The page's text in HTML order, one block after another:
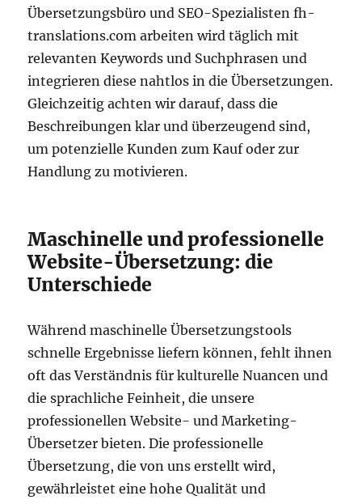
Übersetzungsbüro und SEO-Spezialisten fh-
translations.com arbeiten wird täglich mit
relevanten Keywords und Suchphrasen und
integrieren diese nahtlos in die Übersetzungen.
Gleichzeitig achten wir darauf, dass die
Beschreibungen klar und überzeugend sind,
um potenzielle Kunden zum Kauf oder zur
Handlung zu motivieren.
Maschinelle und professionelle
Website-Übersetzung: die
Unterschiede
Während maschinelle Übersetzungstools
schnelle Ergebnisse liefern können, fehlt ihnen
oft das Verständnis für kulturelle Nuancen und
die sprachliche Feinheit, die unsere
professionellen Website- und Marketing-
Übersetzer bieten. Die professionelle
Übersetzung, die von uns erstellt wird,
gewährleistet eine hohe Qualität und